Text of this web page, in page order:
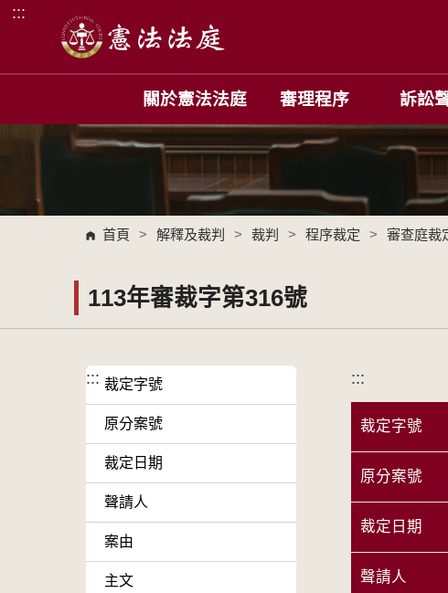
跳到主要內容區塊
:::
關於憲法法庭 審理程序 訴訟
首頁 > 解釋及裁判 > 裁判 > 程序裁定 > 審查庭裁
113年審裁字第316號
::: 裁定字號
原分案號
裁定日期
聲請人
案由
主文
:::
裁定字號
原分案號
裁定日期
聲請人